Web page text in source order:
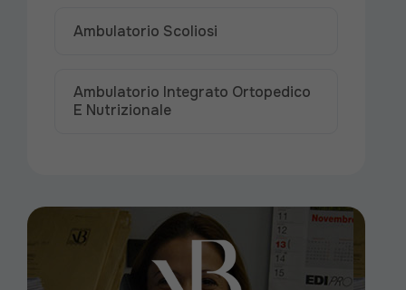
Ambulatorio Scoliosi
Ambulatorio Integrato Ortopedico
E Nutrizionale